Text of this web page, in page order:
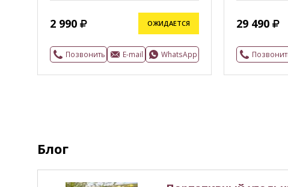
2 990 ОЖИДАЕТСЯ
Позвонить E-mail WhatsApp
29 490
Блог